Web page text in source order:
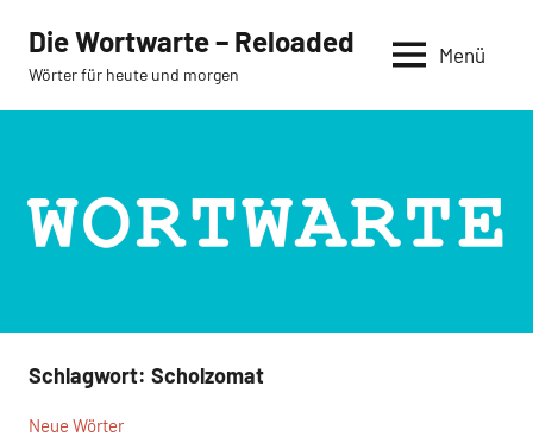
Inhalt
springen
Die Wortwarte – Reloaded
Wörter für heute und morgen
Menü
Schlagwort: Scholzomat
Neue Wörter